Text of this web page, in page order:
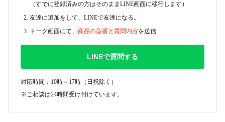
（すでに登録済みの方はそのままLINE画面に移行します）
友達に追加をして、LINEで友達になる。
トーク画面にて、 商品の型番と質問内容を送信
LINEで質問する
対応時間：10時～17時（日祝除く）
※ご相談は24時間受け付けています。